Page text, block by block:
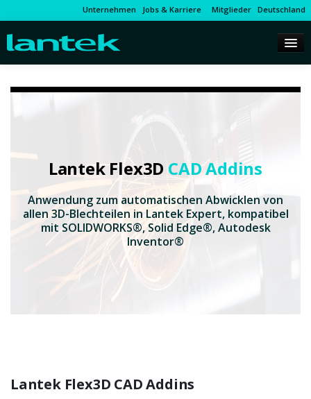
Unternehmen Jobs & Karriere Mitglieder Deutschland
Lantek Flex3D CAD Addins
Anwendung zum automatischen Abwicklen von
allen 3D-Blechteilen in Lantek Expert, kompatibel
mit SOLIDWORKS®, Solid Edge®, Autodesk
Inventor®
Lantek Flex3D CAD Addins